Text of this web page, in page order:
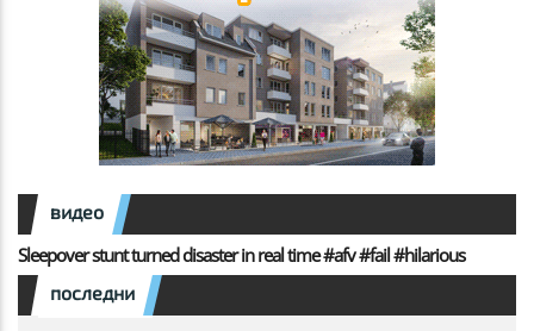
видео
Sleepover stunt turned disaster in real time #afv #fail #hilarious
последни